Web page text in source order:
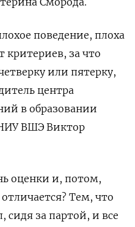
поведение, плоха
критериев, за что
или пятерку,
центра
в образовании
ВШЭ Виктор
оценки и, потом,
Тем, что
сидя за партой, и все